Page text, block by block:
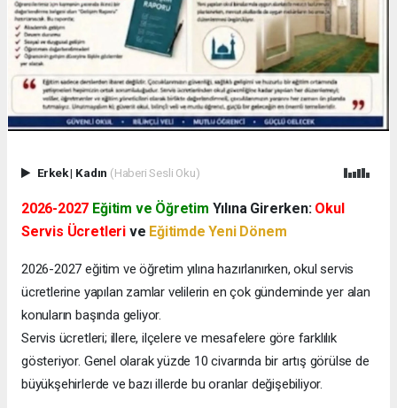
Erkek| Kadın (Haberi Sesli Oku)
2026-2027 Eğitim ve Öğretim Yılına Girerken: Okul
Servis Ücretleri ve Eğitimde Yeni Dönem
2026-2027 eğitim ve öğretim yılına hazırlanırken, okul servis
ücretlerine yapılan zamlar velilerin en çok gündeminde yer alan
konuların başında geliyor.
Servis ücretleri; illere, ilçelere ve mesafelere göre farklılık
gösteriyor. Genel olarak yüzde 10 civarında bir artış görülse de
büyükşehirlerde ve bazı illerde bu oranlar değişebiliyor.